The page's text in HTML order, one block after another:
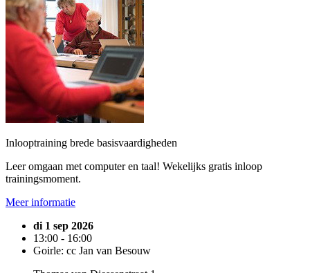
Inlooptraining brede basisvaardigheden
Leer omgaan met computer en taal! Wekelijks gratis inloop
trainingsmoment.
Meer informatie
di 1 sep 2026
13:00 - 16:00
Goirle: cc Jan van Besouw